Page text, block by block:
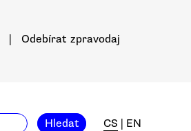
Odebírat zpravodaj
Hledat CS EN